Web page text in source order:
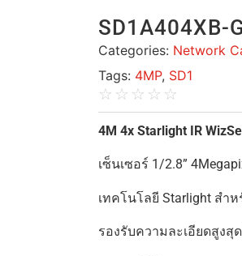
SD1A404XB-
Categories: Network
Tags: 4MP, SD1
☆ ☆ ☆ ☆ ☆
4M 4x Starlight IR
เซ็นเซอร์ 1/2.8”
เทคโนโลยี Starlight สำ
รองรับความละเอียดสูงสุ